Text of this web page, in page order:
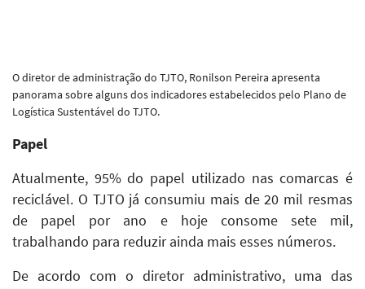
O diretor de administração do TJTO, Ronilson Pereira apresenta
panorama sobre alguns dos indicadores estabelecidos pelo Plano de
Logística Sustentável do TJTO.
Papel
Atualmente, 95% do papel utilizado nas comarcas é
reciclável. O TJTO já consumiu mais de 20 mil resmas
de papel por ano e hoje consome sete mil,
trabalhando para reduzir ainda mais esses números.
De acordo com o diretor administrativo, uma das